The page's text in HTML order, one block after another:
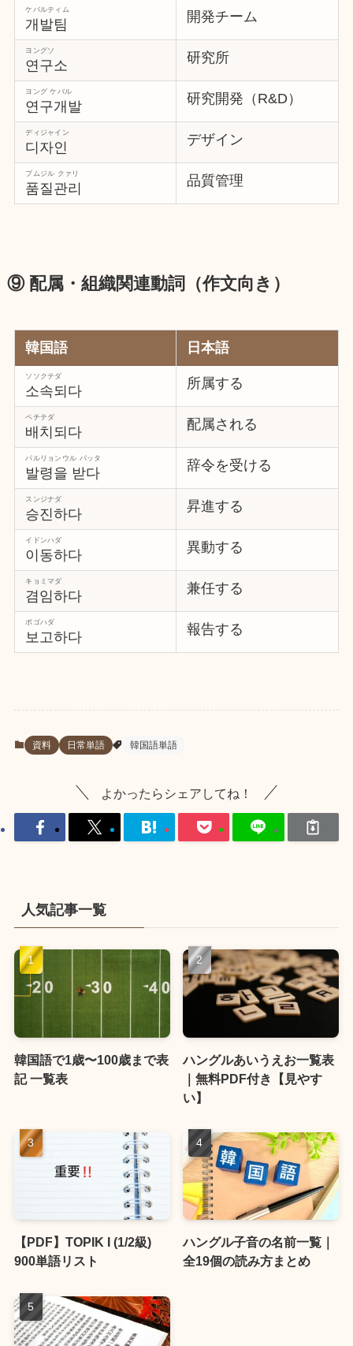
개발팀
ケバルティム 開発チーム
연구소
ヨングソ 研究所
연구개발
ヨング ケバル 研究開発（R&D）
디자인
ディジャイン デザイン
품질관리
プムジル クァリ 品質管理
⑨ 配属・組織関連動詞（作文向き）
韓国語 日本語
소속되다
ソソクテダ 所属する
배치되다
ペチテダ 配属される
발령을 받다
パルリョンウル パッタ 辞令を受ける
승진하다
スンジナダ 昇進する
이동하다
イドンハダ 異動する
겸임하다
キョミマダ 兼任する
보고하다
ポゴハダ 報告する
資料 日常単語 韓国語単語
よかったらシェアしてね！
人気記事一覧
韓国語で1歳〜100歳まで表
記 一覧表
ハングルあいうえお一覧表
｜無料PDF付き【見やす
い】
【PDF】TOPIK I (1/2級)
900単語リスト
ハングル子音の名前一覧｜
全19個の読み方まとめ